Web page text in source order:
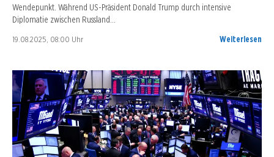
Wendepunkt. Während US-Präsident Donald Trump durch intensive
Diplomatie zwischen Russland…
19.08.2025, 08:00 Uhr Weiterlesen